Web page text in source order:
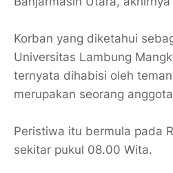
Korban yang diketahui
Universitas Lambung
ternyata dihabisi oleh
merupakan seorang
Peristiwa itu bermula pada
sekitar pukul 08.00 Wita.